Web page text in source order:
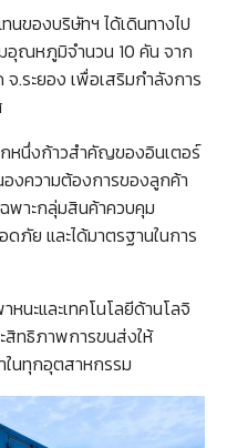
ของบริษัทฯ ได้เดินทางไป
ณหภูมิจำนวน 10 คัน จาก
.ระยอง เพื่อเสริมกำลังการ
หนึ่งก้าวสำคัญของอินเตอร์
งความต้องการของลูกค้า
พาะกลุ่มสินค้าควบคุม
ภัย และได้มาตรฐานในการ
ะและเทคโนโลยีด้านโลจิ
สิทธิภาพการขนส่งให้
นทุกอุตสาหกรรม